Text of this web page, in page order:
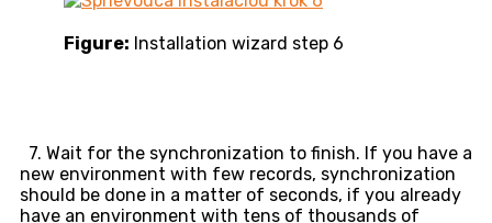
Figure: Installation wizard step 6
7. Wait for the synchronization to finish. If you have a
new environment with few records, synchronization
should be done in a matter of seconds, if you already
have an environment with tens of thousands of